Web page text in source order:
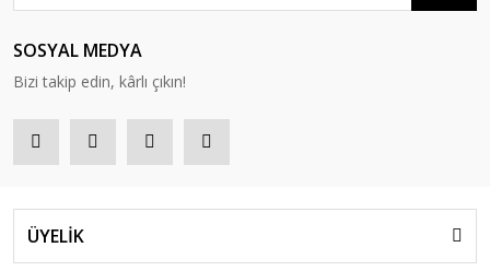
SOSYAL MEDYA
Bizi takip edin, kârlı çıkın!
ÜYELİK